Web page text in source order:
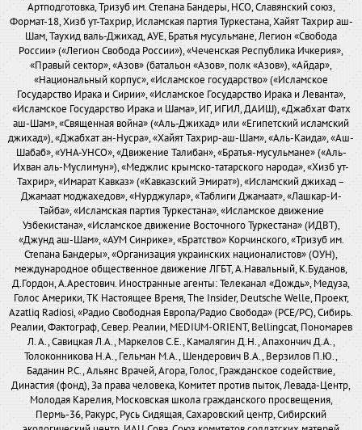
Артподготовка, Тризуб им. Степана Бандеры, НСО, Славянский союз,
Формат-18, Хизб ут-Тахрир, Исламская партия Туркестана, Хайят Тахрир аш-
Шам, Таухид валь-Джихад, АУЕ, Братья мусульмане, Легион «Свобода
России» («Легион Свобода России»), «Чеченская Республика Ичкерия»,
«Правый сектор», «Азов» (батальон «Азов», полк «Азов»), «Айдар»,
«Национальный корпус», «Исламское государство» («Исламское
Государство Ирака и Сирии», «Исламское Государство Ирака и Леванта»,
«Исламское Государство Ирака и Шама», ИГ, ИГИЛ, ДАИШ), «Джабхат Фатх
аш-Шам», «Священная война» («Аль-Джихад» или «Египетский исламский
джихад»), «Джабхат ан-Нусра», «Хайят Тахрир-аш-Шам», «Аль-Каида», «Аш-
Шабаб», «УНА-УНСО», «Движение Талибан», «Братья-мусульмане» («Аль-
Ихван аль-Муслимун»), «Меджлис крымско-татарского народа», «Хизб ут-
Тахрир», «Имарат Кавказ» («Кавказский Эмират»), «Исламский джихад –
Джамаат моджахедов», «Нурджулар», «Таблиги Джамаат», «Лашкар-И-
Тайба», «Исламская партия Туркестана», «Исламское движение
Узбекистана», «Исламское движение Восточного Туркестана» (ИДВТ),
«Джунд аш-Шам», «АУМ Синрике», «Братство» Корчинского, «Тризуб им.
Степана Бандеры», «Организация украинских националистов» (ОУН),
международное общественное движение ЛГБТ, А.Навальный, К.Буданов,
Д.Гордон, А.Арестович. Иностранные агенты: Телеканал «Дождь», Медуза,
Голос Америки, ТК Настоящее Время, The Insider, Deutsche Welle, Проект,
Azatliq Radiosi, «Радио Свободная Европа/Радио Свобода» (PCE/PC), Сибирь.
Реалии, Фактограф, Север. Реалии, MEDIUM-ORIENT, Bellingcat, Пономарев
Л. А., Савицкая Л.А., Маркелов С.Е., Камалягин Д.Н., Апахончич Д.А.,
Толоконникова Н.А., Гельман М.А., Шендерович В.А., Верзилов П.Ю.,
Баданин Р.С., Альянс Врачей, Агора, Голос, Гражданское содействие,
Династия (фонд), За права человека, Комитет против пыток, Левада-Центр,
Молодая Карелия, Московская школа гражданского просвещения,
Пермь-36, Ракурс, Русь Сидящая, Сахаровский центр, Сибирский